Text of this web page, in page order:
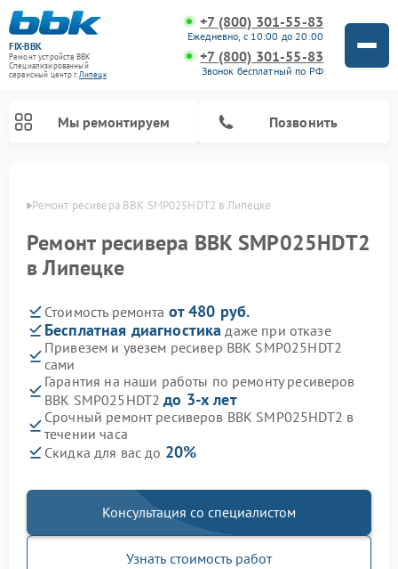
FIX-BBK
Ремонт устройств BBK
Специализированный
cервисный центр г.Липецк
+7 (800) 301-55-83
Ежедневно, с 10:00 до 20:00
+7 (800) 301-55-83
Звонок бесплатный по РФ
Мы ремонтируем Позвонить
Ремонт ресивера BBK SMP025HDT2 в Липецке
Ремонт ресивера BBK SMP025HDT2
в Липецке
Стоимость ремонта от 480 руб.
Бесплатная диагностика даже при отказе
Привезем и увезем ресивер BBK SMP025HDT2
сами
Гарантия на наши работы по ремонту ресиверов
BBK SMP025HDT2до 3-х лет
Срочный ремонт ресиверов BBK SMP025HDT2 в
течении часа
Скидка для вас до 20%
Консультация со специалистом
Узнать стоимость работ